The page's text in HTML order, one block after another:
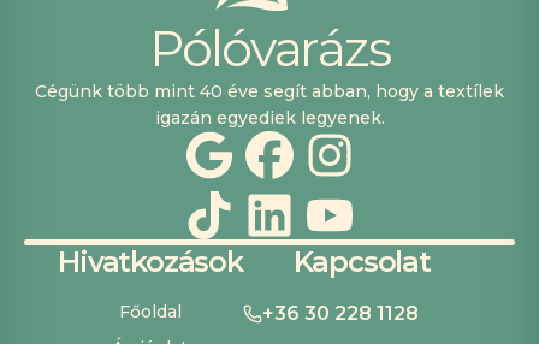
Pólóvarázs
Cégünk több mint 40 éve segít abban, hogy a textílek
igazán egyediek legyenek.
Hivatkozások
Főoldal
Kapcsolat
+36 30 228 1128